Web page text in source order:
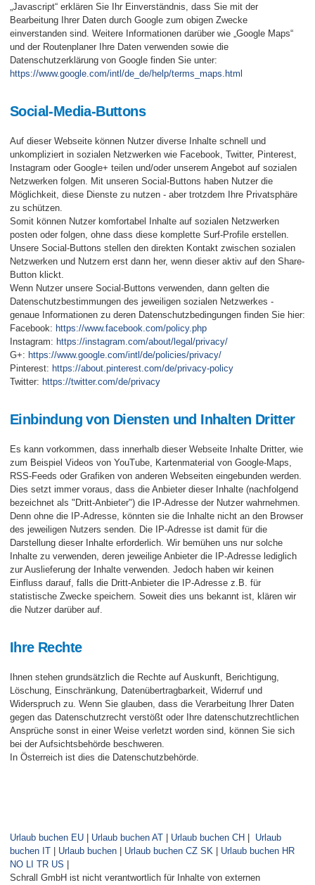
„Javascript“ erklären Sie Ihr Einverständnis, dass Sie mit der
Bearbeitung Ihrer Daten durch Google zum obigen Zwecke
einverstanden sind. Weitere Informationen darüber wie „Google Maps“
und der Routenplaner Ihre Daten verwenden sowie die
Datenschutzerklärung von Google finden Sie unter:
https://www.google.com/intl/de_de/help/terms_maps.html
Social-Media-Buttons
Auf dieser Webseite können Nutzer diverse Inhalte schnell und
unkompliziert in sozialen Netzwerken wie Facebook, Twitter, Pinterest,
Instagram oder Google+ teilen und/oder unserem Angebot auf sozialen
Netzwerken folgen. Mit unseren Social-Buttons haben Nutzer die
Möglichkeit, diese Dienste zu nutzen - aber trotzdem Ihre Privatsphäre
zu schützen.
Somit können Nutzer komfortabel Inhalte auf sozialen Netzwerken
posten oder folgen, ohne dass diese komplette Surf-Profile erstellen.
Unsere Social-Buttons stellen den direkten Kontakt zwischen sozialen
Netzwerken und Nutzern erst dann her, wenn dieser aktiv auf den Share-
Button klickt.
Wenn Nutzer unsere Social-Buttons verwenden, dann gelten die
Datenschutzbestimmungen des jeweiligen sozialen Netzwerkes -
genaue Informationen zu deren Datenschutzbedingungen finden Sie hier:
Facebook: https://www.facebook.com/policy.php
Instagram: https://instagram.com/about/legal/privacy/
G+: https://www.google.com/intl/de/policies/privacy/
Pinterest: https://about.pinterest.com/de/privacy-policy
Twitter: https://twitter.com/de/privacy
Einbindung von Diensten und Inhalten Dritter
Es kann vorkommen, dass innerhalb dieser Webseite Inhalte Dritter, wie
zum Beispiel Videos von YouTube, Kartenmaterial von Google-Maps,
RSS-Feeds oder Grafiken von anderen Webseiten eingebunden werden.
Dies setzt immer voraus, dass die Anbieter dieser Inhalte (nachfolgend
bezeichnet als "Dritt-Anbieter") die IP-Adresse der Nutzer wahrnehmen.
Denn ohne die IP-Adresse, könnten sie die Inhalte nicht an den Browser
des jeweiligen Nutzers senden. Die IP-Adresse ist damit für die
Darstellung dieser Inhalte erforderlich. Wir bemühen uns nur solche
Inhalte zu verwenden, deren jeweilige Anbieter die IP-Adresse lediglich
zur Auslieferung der Inhalte verwenden. Jedoch haben wir keinen
Einfluss darauf, falls die Dritt-Anbieter die IP-Adresse z.B. für
statistische Zwecke speichern. Soweit dies uns bekannt ist, klären wir
die Nutzer darüber auf.
Ihre Rechte
Ihnen stehen grundsätzlich die Rechte auf Auskunft, Berichtigung,
Löschung, Einschränkung, Datenübertragbarkeit, Widerruf und
Widerspruch zu. Wenn Sie glauben, dass die Verarbeitung Ihrer Daten
gegen das Datenschutzrecht verstößt oder Ihre datenschutzrechtlichen
Ansprüche sonst in einer Weise verletzt worden sind, können Sie sich
bei der Aufsichtsbehörde beschweren.
In Österreich ist dies die Datenschutzbehörde.
Urlaub buchen EU Urlaub buchen AT Urlaub buchen CH
Urlaub
buchen IT
Urlaub buchen Urlaub buchen CZ SK
Urlaub buchen HR
NO LI TR US
Schrall GmbH ist nicht verantwortlich für Inhalte von externen